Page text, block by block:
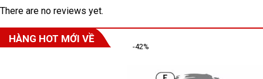
There are no reviews yet.
HÀNG HOT MỚI VỀ
-42%